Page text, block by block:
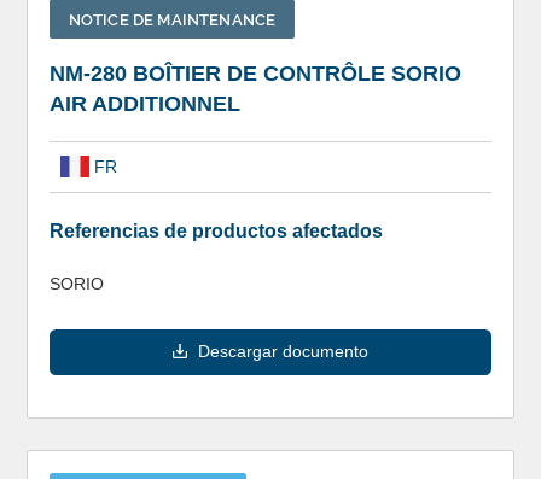
NOTICE DE MAINTENANCE
NM-280 BOÎTIER DE CONTRÔLE SORIO
AIR ADDITIONNEL
FR
Referencias de productos afectados
SORIO
Descargar documento